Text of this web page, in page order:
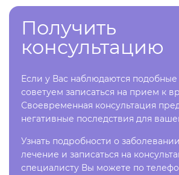
Получить
консультацию
Если у Вас наблюдаются
советуем записаться на прием к
Своевременная консультация
негативные последствия для
Узнать подробности о
лечение и записаться на
специалисту Вы можете по